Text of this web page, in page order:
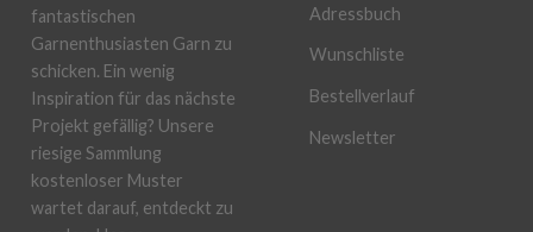
fantastischen
Garnenthusiasten Garn zu
schicken. Ein wenig
Inspiration für das nächste
Projekt gefällig? Unsere
riesige Sammlung
kostenloser Muster
wartet darauf, entdeckt zu
Adressbuch
Wunschliste
Bestellverlauf
Newsletter